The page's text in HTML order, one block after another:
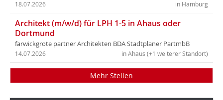
in Hamburg
18.07.2026
Architekt (m/w/d) für LPH 1-5 in Ahaus oder
Dortmund
farwickgrote partner Architekten BDA Stadtplaner PartmbB
in Ahaus (+1 weiterer Standort)
14.07.2026
Mehr Stellen